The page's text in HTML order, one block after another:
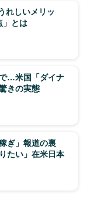
れしいメリッ
」とは
…米国「ダイナ
きの実態
ぎ」報道の裏
たい」在米日本